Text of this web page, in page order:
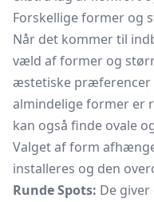
Forskellige former og
Når det kommer til
væld af former og
æstetiske præferencer
almindelige former er
kan også finde ovale
Valget af form
installeres og den
Runde Spots: De